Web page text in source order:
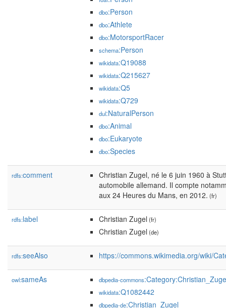
dbo:Person
dbo:Athlete
dbo:MotorsportRacer
schema:Person
wikidata:Q19088
wikidata:Q215627
wikidata:Q5
wikidata:Q729
dul:NaturalPerson
dbo:Animal
dbo:Eukaryote
dbo:Species
rdfs:comment
Christian Zugel, né le 6 juin 1960 à
automobile allemand. Il compte
aux 24 Heures du Mans, en 2012. (fr)
rdfs:label Christian Zugel (fr)
Christian Zugel (de)
rdfs:seeAlso https://commons.wikimedia.org/wiki/
owl:sameAs dbpedia-commons
wikidata:Q1082442
dbpedia-de:Christian_Zugel